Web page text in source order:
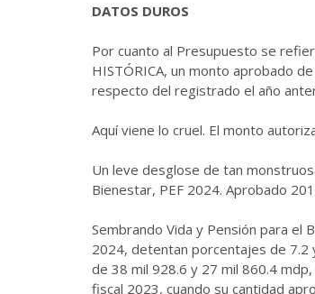
DATOS DUROS
Por cuanto al Presupuesto se
HISTÓRICA, un monto aprobado
respecto del registrado el año
Aquí viene lo cruel. El monto
Un leve desglose de tan
Bienestar, PEF 2024. Aprobado
Sembrando Vida y Pensión para el
2024, detentan porcentajes de 7.2
de 38 mil 928.6 y 27 mil 860.4
fiscal 2023, cuando su cantidad